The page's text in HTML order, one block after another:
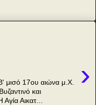
›
μισό 17ου αιώνα μ.Χ.
και
Αικατ...